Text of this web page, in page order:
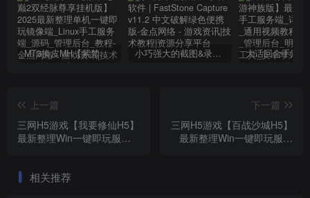
MT3换皮MH【紫禁之巅2双经脉尊享挂机版】2025最新整理单机一键即玩镜像端_Linux手工服务端_源码_管理后台_教程 小巧强大的截图&录屏软件 | FastStone Capture v11.2 中文破解绿色便携版
上一篇
三网H5游戏【我要修仙H5】
最新整理Win一键即玩服务
下一篇
三网H5游戏【百战沙城H5】
最新整理Win一键即玩服务
相关推荐